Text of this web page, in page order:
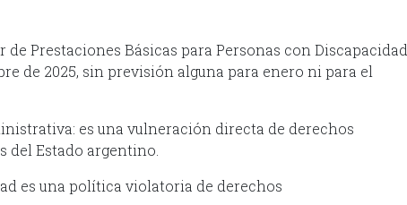
Prestaciones Básicas para Personas con Discapacidad
de 2025, sin previsión alguna para enero ni para el
es una vulneración directa de derechos
del Estado argentino.
es una política violatoria de derechos